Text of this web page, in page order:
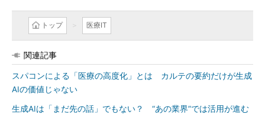
トップ 医療IT
関連記事
スパコンによる「医療の高度化」とは カルテの要約だけが生成
AIの価値じゃない
生成AIは「まだ先の話」でもない？ “あの業界”では活用が進む